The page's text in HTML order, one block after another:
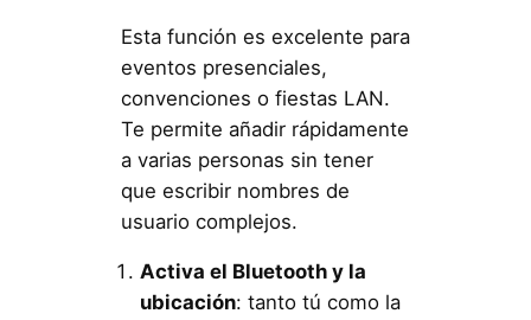
Esta función es excelente para
eventos presenciales,
convenciones o fiestas LAN.
Te permite añadir rápidamente
a varias personas sin tener
que escribir nombres de
usuario complejos.
Activa el Bluetooth y la
ubicación: tanto tú como la